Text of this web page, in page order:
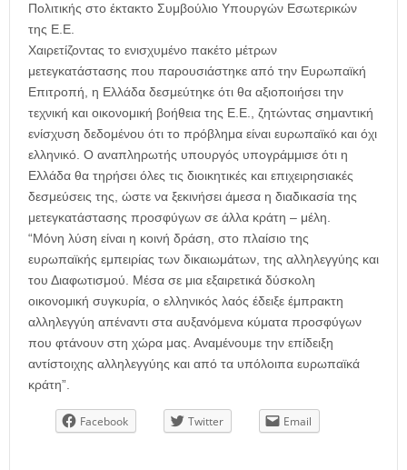
Πολιτικής στο έκτακτο Συμβούλιο Υπουργών Εσωτερικών
της Ε.Ε.
Χαιρετίζοντας το ενισχυμένο πακέτο μέτρων
μετεγκατάστασης που παρουσιάστηκε από την Ευρωπαϊκή
Επιτροπή, η Ελλάδα δεσμεύτηκε ότι θα αξιοποιήσει την
τεχνική και οικονομική βοήθεια της Ε.Ε., ζητώντας σημαντική
ενίσχυση δεδομένου ότι το πρόβλημα είναι ευρωπαϊκό και όχι
ελληνικό. Ο αναπληρωτής υπουργός υπογράμμισε ότι η
Ελλάδα θα τηρήσει όλες τις διοικητικές και επιχειρησιακές
δεσμεύσεις της, ώστε να ξεκινήσει άμεσα η διαδικασία της
μετεγκατάστασης προσφύγων σε άλλα κράτη – μέλη.
“Μόνη λύση είναι η κοινή δράση, στο πλαίσιο της
ευρωπαϊκής εμπειρίας των δικαιωμάτων, της αλληλεγγύης και
του Διαφωτισμού. Μέσα σε μια εξαιρετικά δύσκολη
οικονομική συγκυρία, ο ελληνικός λαός έδειξε έμπρακτη
αλληλεγγύη απέναντι στα αυξανόμενα κύματα προσφύγων
που φτάνουν στη χώρα μας. Αναμένουμε την επίδειξη
αντίστοιχης αλληλεγγύης και από τα υπόλοιπα ευρωπαϊκά
κράτη”.
Facebook Twitter Email